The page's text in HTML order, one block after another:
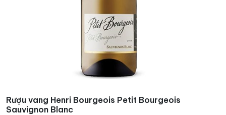
Rượu vang Henri Bourgeois Petit Bourgeois
Sauvignon Blanc